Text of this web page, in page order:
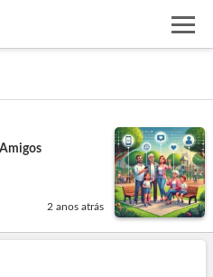
2 anos atrás